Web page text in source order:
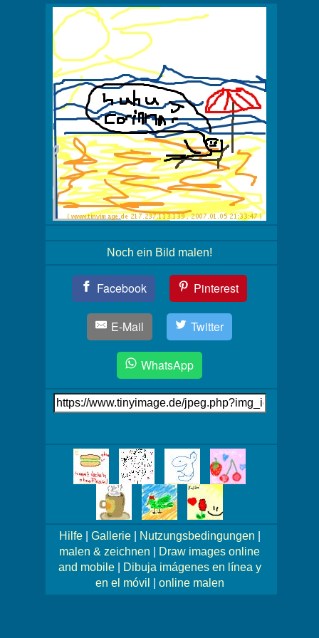
Noch ein Bild malen!
Facebook Pinterest
E-Mail Twitter
WhatsApp
Link
auf's
Bilder!
Hilfe| Gallerie| Nutzungsbedingungen
malen & zeichnen
Draw images online
and mobile|
Dibuja imágenes en línea y
en el móvil
online malen